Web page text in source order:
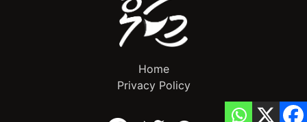
Home
Privacy Policy